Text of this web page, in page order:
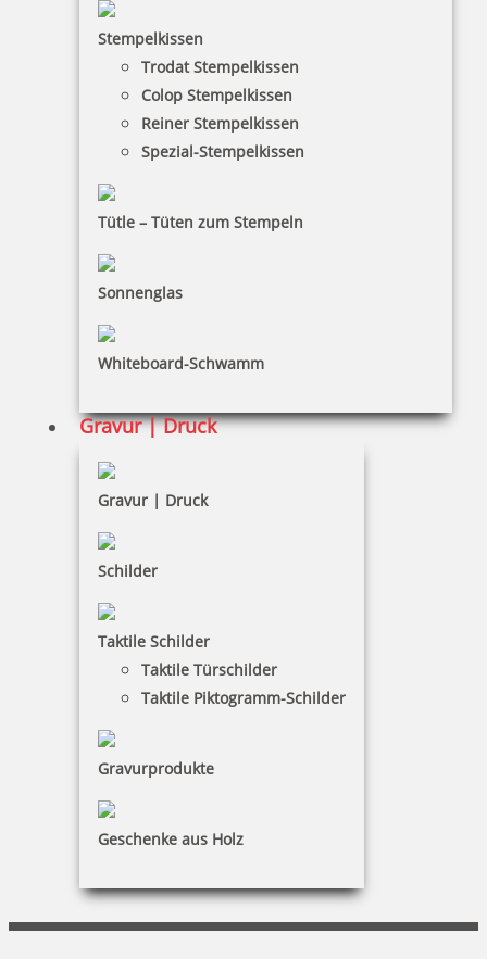
Stempelkissen
Trodat Stempelkissen
Colop Stempelkissen
Reiner Stempelkissen
Spezial-Stempelkissen
Tütle – Tüten zum Stempeln
Sonnenglas
Whiteboard-Schwamm
Gravur | Druck
Gravur | Druck
Schilder
Taktile Schilder
Taktile Türschilder
Taktile Piktogramm-Schilder
Gravurprodukte
Geschenke aus Holz
HINWEISE
Versandinformationen
Zahlungsbedingungen
Bestellhinweise
INFORMATIONEN
Impressum
Widerruf
Barrierefreiheit
Vertrag widerrufen
Mein Konto
KONTAKT
Otto Grambeck e.K.
Florian Grambeck
+49 (0)5161 3116